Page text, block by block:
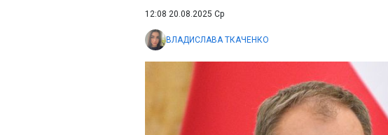
12:08 20.08.2025 Ср
ВЛАДИСЛАВА ТКАЧЕНКО